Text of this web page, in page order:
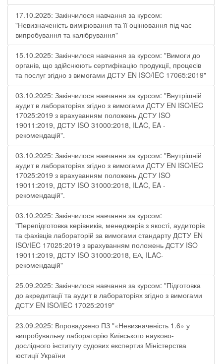
17.10.2025: Закінчилося навчання за курсом:
"Невизначеність вимірювання та її оцінювання під час
випробування та калібрування"
15.10.2025: Закінчилося навчання за курсом: "Вимоги до
органів, що здійснюють сертифікацію продукції, процесів
та послуг згідно з вимогами ДСТУ EN ISO/IEC 17065:2019"
03.10.2025: Закінчилося навчання за курсом: "Внутрішній
аудит в лабораторіях згідно з вимогами ДСТУ EN ISO/IEC
17025:2019 з врахуванням положень ДСТУ ISO
19011:2019, ДСТУ ISO 31000:2018, ILAC, EA -
рекомендацій".
03.10.2025: Закінчилося навчання за курсом: "Внутрішній
аудит в лабораторіях згідно з вимогами ДСТУ EN ISO/IEC
17025:2019 з врахуванням положень ДСТУ ISO
19011:2019, ДСТУ ISO 31000:2018, ILAC, EA -
рекомендацій".
03.10.2025: Закінчилося навчання за курсом:
"Перепідготовка керівників, менеджерів з якості, аудиторів
та фахівців лабораторій за вимогами стандарту ДСТУ EN
ISO/IEC 17025:2019 з врахуванням положень ДСТУ ISO
19011:2019, ДСТУ ISO 31000:2018, ЕА, ILAC-
рекомендацій"
25.09.2025: Закінчилося навчання за курсом: "Підготовка
до акредитації та аудит в лабораторіях згідно з вимогами
ДСТУ EN ISO/IEC 17025:2019"
23.09.2025: Впроваджено ПЗ "«Невизначеність 1.6» у
випробувальну лабораторію Київського науково-
дослідного інституту судових експертиз Міністерства
юстиції України